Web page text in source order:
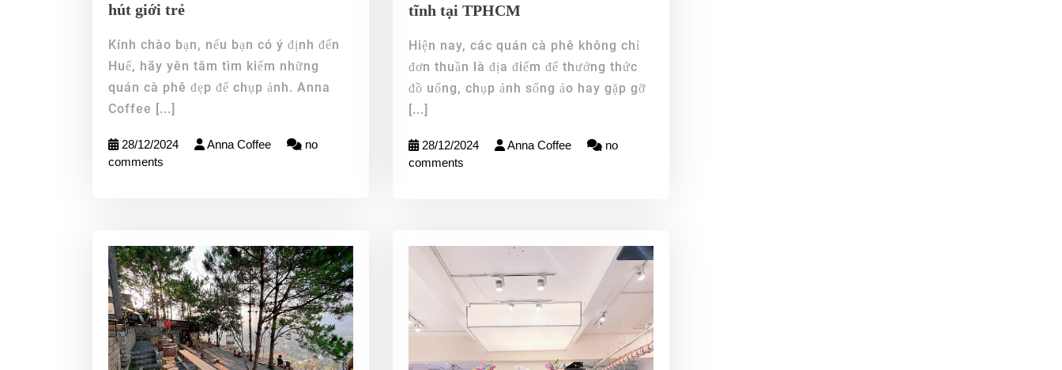
hút giới trẻ
Kính chào bạn, nếu bạn có ý định đến
Huế, hãy yên tâm tìm kiếm những
quán cà phê đẹp để chụp ảnh. Anna
Coffee [...]
28/12/2024 Anna Coffee
no
comments
tĩnh tại TPHCM
Hiện nay, các quán cà phê không chỉ
đơn thuần là địa điểm để thưởng thức
đồ uống, chụp ảnh sống ảo hay gặp gỡ
[...]
28/12/2024 Anna Coffee
no
comments